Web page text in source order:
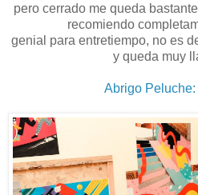
pero cerrado me queda
recomiendo
genial para entretiempo, no es
y queda muy
Abrigo Peluche: